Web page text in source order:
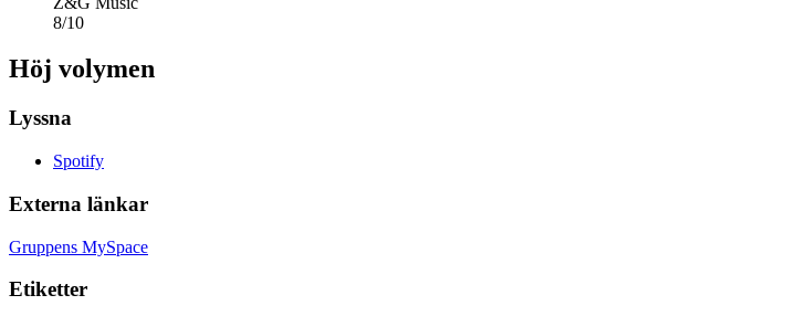
8/10
Höj volymen
Lyssna
Spotify
Externa länkar
Gruppens MySpace
Etiketter